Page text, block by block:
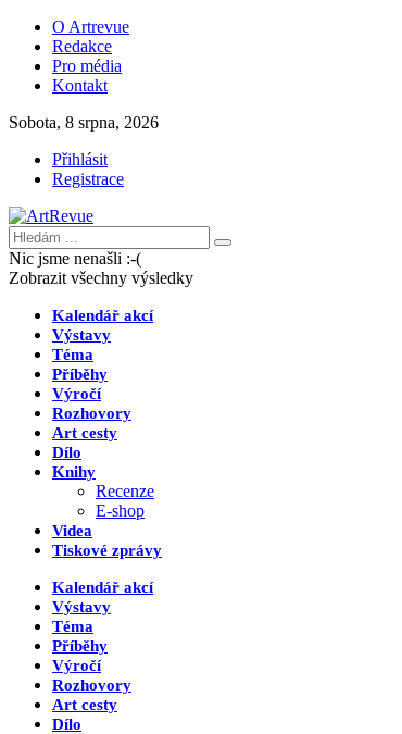
O Artrevue
Redakce
Pro média
Kontakt
Sobota, 8 srpna, 2026
Přihlásit
Registrace
Nic jsme nenašli :-(
Zobrazit všechny výsledky
Kalendář akcí
Výstavy
Téma
Příběhy
Výročí
Rozhovory
Art cesty
Dílo
Knihy
Recenze
E-shop
Videa
Tiskové zprávy
Kalendář akcí
Výstavy
Téma
Příběhy
Výročí
Rozhovory
Art cesty
Dílo